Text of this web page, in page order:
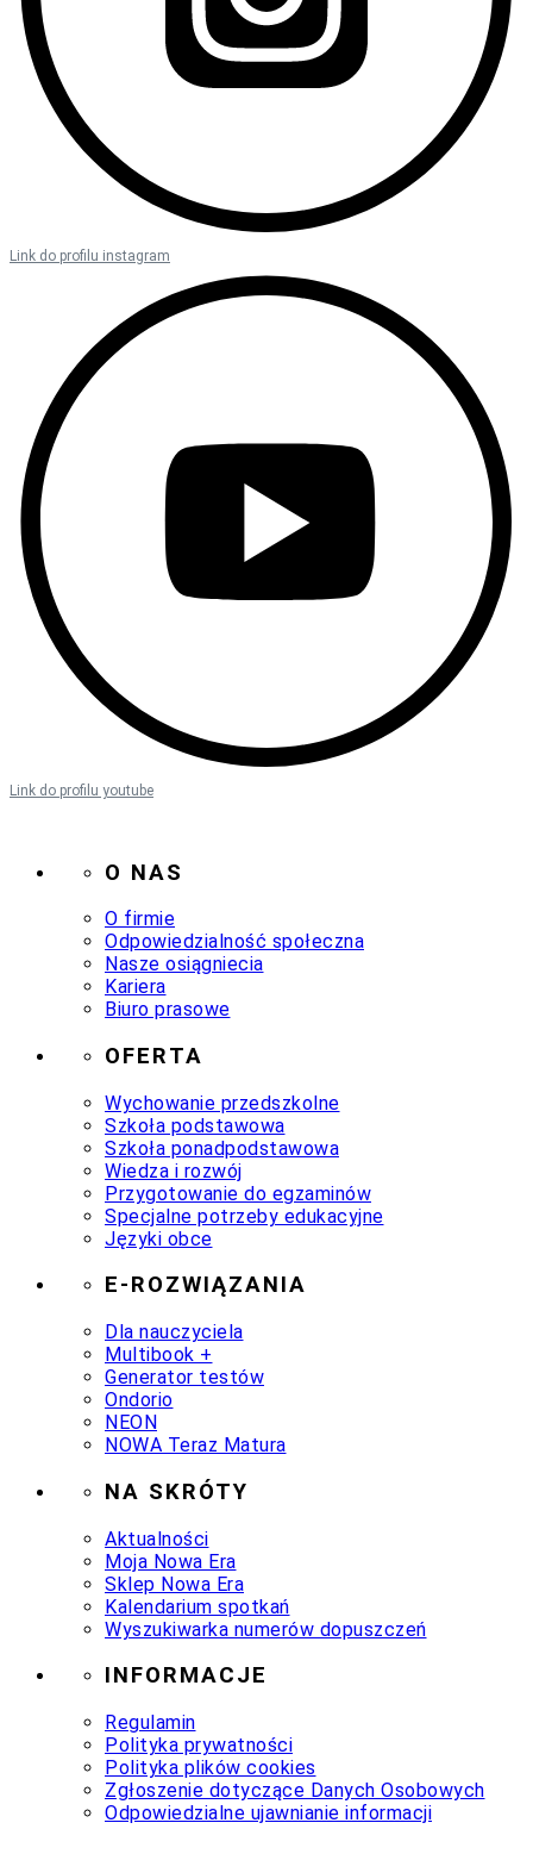
Link do profilu instagram
Link do profilu youtube
O NAS
O firmie
Odpowiedzialność społeczna
Nasze osiągniecia
Kariera
Biuro prasowe
OFERTA
Wychowanie przedszkolne
Szkoła podstawowa
Szkoła ponadpodstawowa
Wiedza i rozwój
Przygotowanie do egzaminów
Specjalne potrzeby edukacyjne
Języki obce
E-ROZWIĄZANIA
Dla nauczyciela
Multibook +
Generator testów
Ondorio
NEON
NOWA Teraz Matura
NA SKRÓTY
Aktualności
Moja Nowa Era
Sklep Nowa Era
Kalendarium spotkań
Wyszukiwarka numerów dopuszczeń
INFORMACJE
Regulamin
Polityka prywatności
Polityka plików cookies
Zgłoszenie dotyczące Danych Osobowych
Odpowiedzialne ujawnianie informacji